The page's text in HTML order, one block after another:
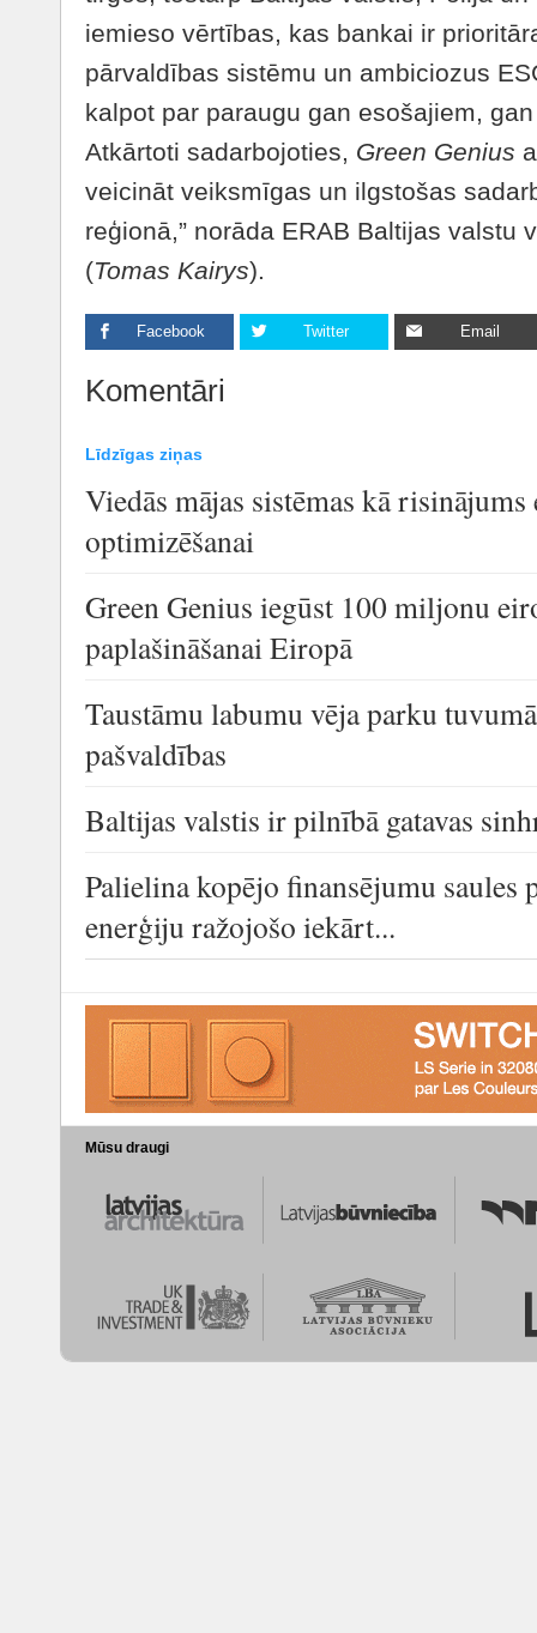
iemieso vērtības, kas bankai ir
pārvaldības sistēmu un ambiciozus
kalpot par paraugu gan esošajiem,
Atkārtoti sadarbojoties, Green Genius
veicināt veiksmīgas un ilgstošas
reģionā,” norāda ERAB Baltijas valstu
(Tomas Kairys).
Facebook Twitter Email
Komentāri
Līdzīgas ziņas
Viedās mājas sistēmas kā
optimizēšanai
Green Genius iegūst 100 miljonu
paplašināšanai Eiropā
Taustāmu labumu vēja parku
pašvaldības
Baltijas valstis ir pilnībā gatavas
Palielina kopējo finansējumu saules
enerģiju ražojošo iekārt...
Mūsu draugi